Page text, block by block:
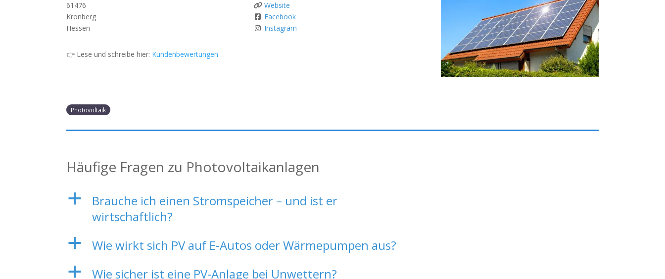
61476
Kronberg
Hessen
👉 Lese und schreibe hier: Kundenbewertungen
Website
Facebook
Instagram
Photovoltaik
Häufige Fragen zu Photovoltaikanlagen
a
Brauche ich einen Stromspeicher – und ist er
wirtschaftlich?
a Wie wirkt sich PV auf E-Autos oder Wärmepumpen aus?
a Wie sicher ist eine PV-Anlage bei Unwettern?